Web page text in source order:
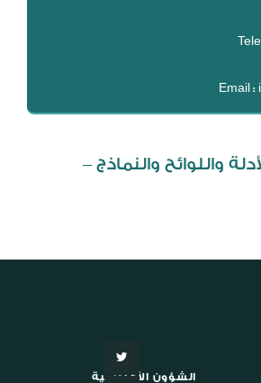
السنوي
Email :
واللوائح والنماذج –
الشؤون الأكاديمية